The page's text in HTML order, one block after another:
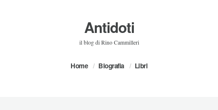
Antidoti
il blog di Rino Cammilleri
Home Biografia Libri